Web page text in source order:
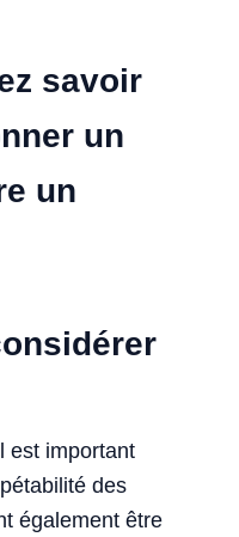
savoir
un
un
est important
des
également être